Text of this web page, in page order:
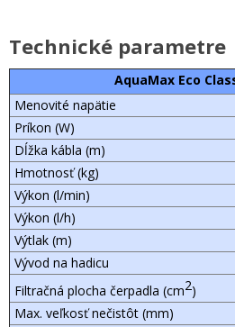
Technické parametre
AquaMax Eco
Menovité napätie
Príkon (W)
Dĺžka kábla (m)
Hmotnosť (kg)
Výkon (l/min)
Výkon (l/h)
Výtlak (m)
Vývod na hadicu
Filtračná plocha čerpadla (cm2)
Max. veľkosť nečistôt (mm)